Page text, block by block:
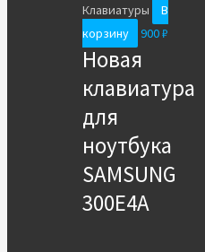
Клавиатуры
В
корзину
900₽
Новая
клавиатура
для
ноутбука
SAMSUNG
300E4A